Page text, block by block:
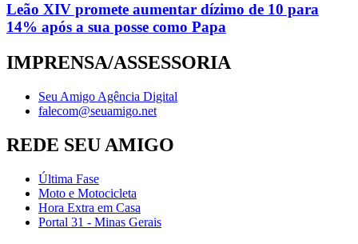
Leão XIV promete aumentar dízimo de 10 para
14% após a sua posse como Papa
IMPRENSA/ASSESSORIA
Seu Amigo Agência Digital
falecom@seuamigo.net
REDE SEU AMIGO
Última Fase
Moto e Motocicleta
Hora Extra em Casa
Portal 31 - Minas Gerais